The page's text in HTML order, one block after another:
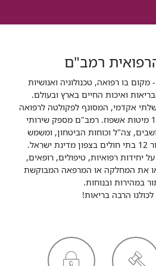
רמב"ם
בו רפואה, טכנולוגיה ואנושיות
ואיכות החיים בארץ ובעולם.
אקדמי, המסונף לפקולטה לרפואה
של הטכניון ומונה כ- 1000 מיטות אשפוז. רמב"ם מספק שירותי
לכ-2,700,000 תושבים, צה"ל וכוחות הביטחון, ומשמש
יחידות רפואיות, טיפולים, רופאים,
את המחלקה או המרפאה המבוקשת
במהירות ובנוחות.
הרבה בריאות!